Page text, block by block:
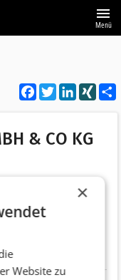
menu
Menü
Facebook
Twitter XING
& CO KG
×
Website zu